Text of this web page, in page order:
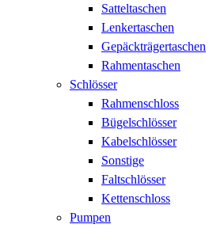
Satteltaschen
Lenkertaschen
Gepäckträgertaschen
Rahmentaschen
Schlösser
Rahmenschloss
Bügelschlösser
Kabelschlösser
Sonstige
Faltschlösser
Kettenschloss
Pumpen